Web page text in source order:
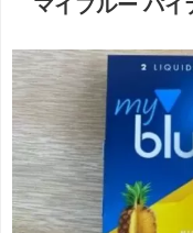
マイブルー パイ